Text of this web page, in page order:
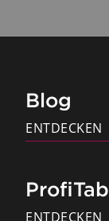
Blog
ENTDECKEN
ENTDECKEN